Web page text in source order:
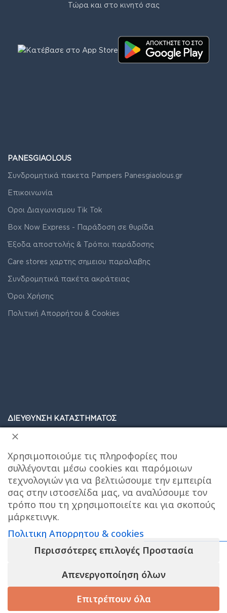
Τώρα και στο κινητό σας
PANESGIAOLOUS
Συνδρομητικά πακετα Pampers Panesgiaolous.gr
Επικοινωνία
Οροι Διαγωνισμου Tik Tok
Box Now Express - Παράδοση σε θυρίδα
Έξοδα αποστολής & Τρόποι παράδοσης
Care stores χαρτης σημειου παραλαβης
Συνδρομητικά πακέτα ακράτειας
Όροι Χρήσης
Πολιτική Απορρήτου & Cookies
ΔΙΕΥΘΥΝΣΗ ΚΑΤΑΣΤΗΜΑΤΟΣ
2106514570 Χάρτης
ΚΕΝΤΡΙΚΕΣ ΑΠΟΘΗΚΕΣ ΠΑΙΑΝΙΑ Τηλεφωνο
επικοινωνίας αποθήκης : 6976890700
Τηλεφωνο εξυπηρετησης πελατων e-shop : 2106540303
Ωράριο εξυπηρέτησης : 09:00-17:00
Χρησιμοποιούμε τις πληροφορίες που
συλλέγονται μέσω cookies και παρόμοιων
τεχνολογιών για να βελτιώσουμε την εμπειρία
σας στην ιστοσελίδα μας, να αναλύσουμε τον
τρόπο που τη χρησιμοποιείτε και για σκοπούς
μάρκετινγκ.
Πολιτικη Απορρητου & cookies
Περισσότερες επιλογές Προστασία
Απενεργοποίηση όλων
Επιτρέπουν όλα